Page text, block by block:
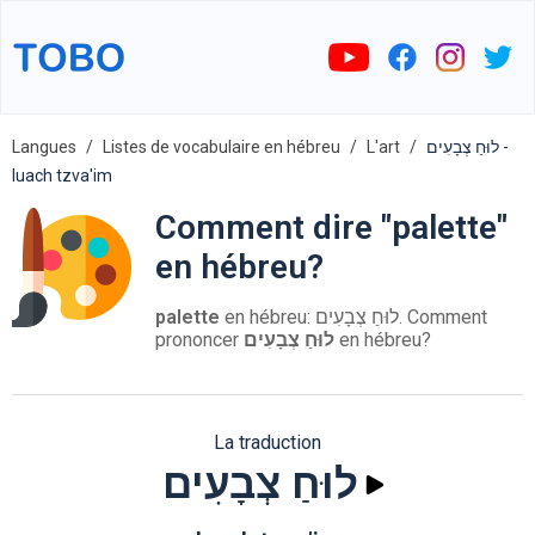
Langues Listes de vocabulaire en hébreu L'art
לוּחַ צְבָעִים -
luach tzva'im
Comment dire "palette"
en hébreu?
palette en hébreu: לוּחַ צְבָעִים. Comment
prononcer לוּחַ צְבָעִים en hébreu?
La traduction
לוּחַ צְבָעִים